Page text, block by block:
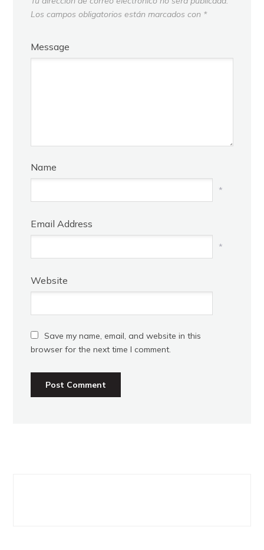
Los campos obligatorios están marcados con *
Message
Name
*
Email Address
*
Website
Save my name, email, and website in this
browser for the next time I comment.